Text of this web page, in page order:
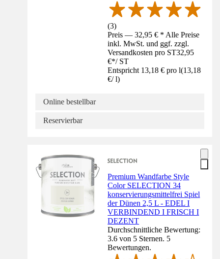
(3)
Preis — 32,95 € * Alle Preise
inkl. MwSt. und ggf. zzgl.
Versandkosten pro ST32,95
€*/ ST
Entspricht 13,18 € pro l(13,18
€/ l)
Online bestellbar
Reservierbar
Premium Wandfarbe Style
Color SELECTION 34
konservierungsmittelfrei Spiel
der Dünen 2,5 L - EDEL I
VERBINDEND I FRISCH I
DEZENT
Durchschnittliche Bewertung:
3.6 von 5 Sternen. 5
Bewertungen.